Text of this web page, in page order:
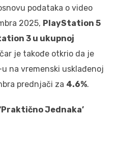
podataka o video
2025, PlayStation 5
3 u ukupnoj
je takođe otkrio da je
na vremenski usklađenoj
prednjači za 4.6%.
Jednaka’